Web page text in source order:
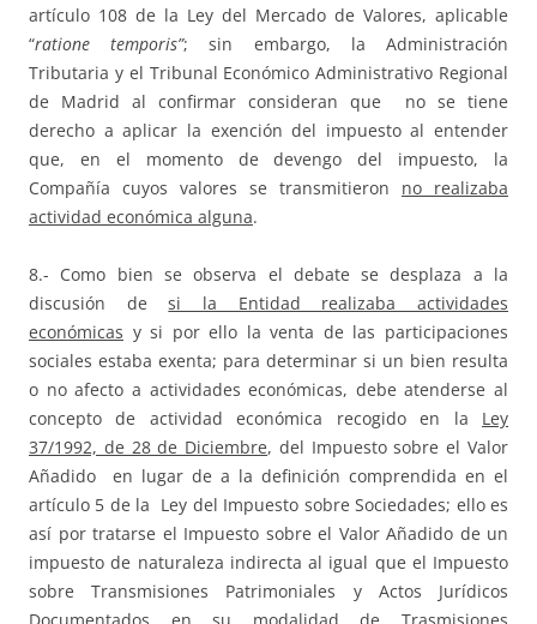
artículo 108 de la Ley del Mercado de Valores, aplicable
“ratione temporis”; sin embargo, la Administración
Tributaria y el Tribunal Económico Administrativo Regional
de Madrid al confirmar consideran que no se tiene
derecho a aplicar la exención del impuesto al entender
que, en el momento de devengo del impuesto, la
Compañía cuyos valores se transmitieron no realizaba
actividad económica alguna.
8.- Como bien se observa el debate se desplaza a la
discusión desi la Entidad realizaba actividades
económicas y si por ello la venta de las participaciones
sociales estaba exenta; para determinar si un bien resulta
o no afecto a actividades económicas, debe atenderse al
concepto de actividad económica recogido en la Ley
37/1992, de 28 de Diciembre, del Impuesto sobre el Valor
Añadido en lugar de a la definición comprendida en el
artículo 5 de la Ley del Impuesto sobre Sociedades; ello es
así por tratarse el Impuesto sobre el Valor Añadido de un
impuesto de naturaleza indirecta al igual que el Impuesto
sobre Transmisiones Patrimoniales y Actos Jurídicos